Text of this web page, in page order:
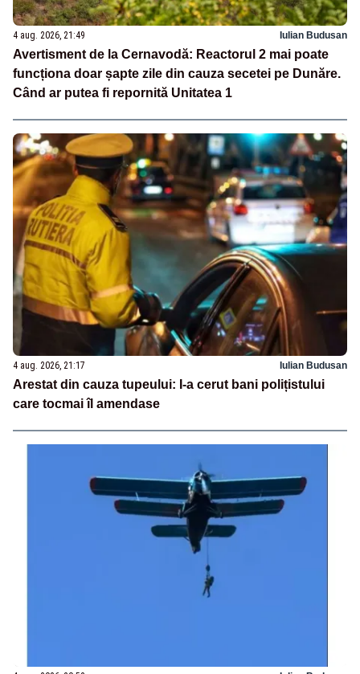
4 aug. 2026, 21:49 Iulian Budusan
Avertisment de la Cernavodă: Reactorul 2 mai poate
funcționa doar șapte zile din cauza secetei pe Dunăre.
Când ar putea fi repornită Unitatea 1
4 aug. 2026, 21:17 Iulian Budusan
Arestat din cauza tupeului: I-a cerut bani polițistului
care tocmai îl amendase